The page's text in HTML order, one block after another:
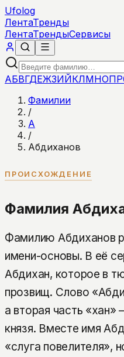
Ufolog
ЛентаТренды
ЛентаТрендыСервисы
АБВГДЕЖЗИЙКЛМНОПР
Фамилии
/
А
/
Абдиханов
ПРОИСХОЖДЕНИЕ
Фамилия
Фамилию Абдиханов
имени-основы. В её
Абдихан, которое в
прозвищ. Слово
а вторая часть
князя. Вместе имя
«слуга повелителя»,